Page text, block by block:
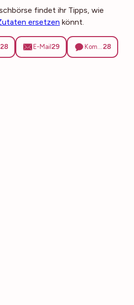
findet ihr Tipps, wie
ersetzen könnt.
E-Mail 29 28